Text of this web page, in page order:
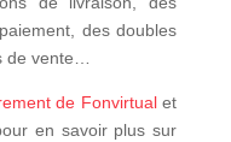
des doubles
de vente…
de Fonvirtualet
en savoir plus sur